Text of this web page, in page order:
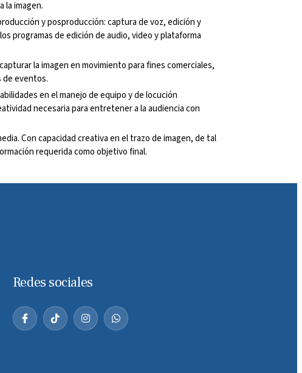
la imagen.
y posproducción: captura de voz, edición y
programas de edición de audio, video y plataforma
la imagen en movimiento para fines comerciales,
de eventos.
en el manejo de equipo y de locución
necesaria para entretener a la audiencia con
Con capacidad creativa en el trazo de imagen, de tal
requerida como objetivo final.
Redes sociales